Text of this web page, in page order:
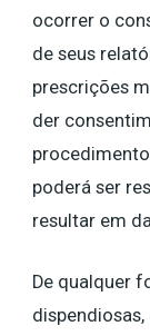
ocorrer o
de seus
prescrições
der
poderá ser
resultar em
De qualquer